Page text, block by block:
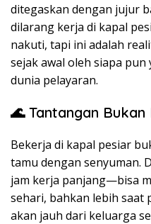
ditegaskan dengan jujur
dilarang kerja di kapal
nakuti, tapi ini adalah
sejak awal oleh siapa
dunia pelayaran.
🌊 Tantangan Bukan
Bekerja di kapal pesiar
tamu dengan senyuman.
jam kerja panjang—bisa
sehari, bahkan lebih saat
akan jauh dari keluarga